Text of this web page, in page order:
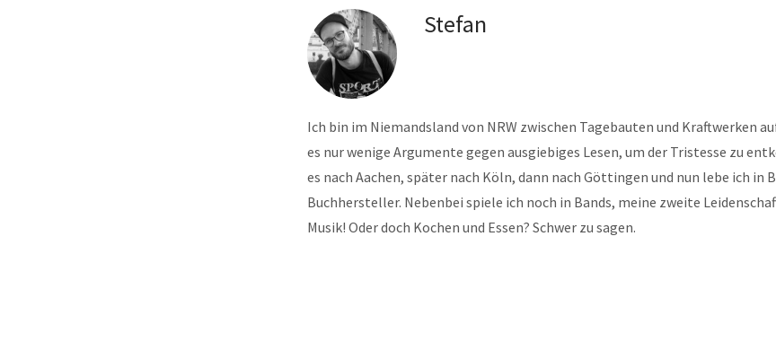
Stefan
Ich bin im Niemandsland von NRW zwischen Tagebauten und Kraftwerken
es nur wenige Argumente gegen ausgiebiges Lesen, um der Tristesse zu
es nach Aachen, später nach Köln, dann nach Göttingen und nun lebe ich in
Buchhersteller. Nebenbei spiele ich noch in Bands, meine zweite
Musik! Oder doch Kochen und Essen? Schwer zu sagen.